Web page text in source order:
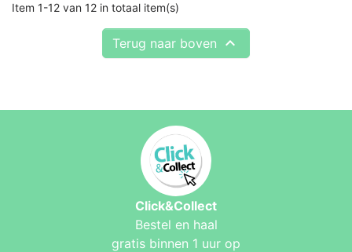
Item 1-12 van 12 in totaal item(s)
Terug naar boven 
Click&Collect
Bestel en haal
gratis binnen 1 uur op